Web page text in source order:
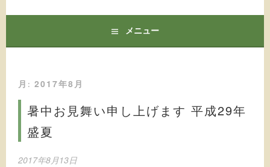
メニュー
月:2017年8月
暑中お見舞い申し上げます 平成29年
盛夏
2017年8月13日